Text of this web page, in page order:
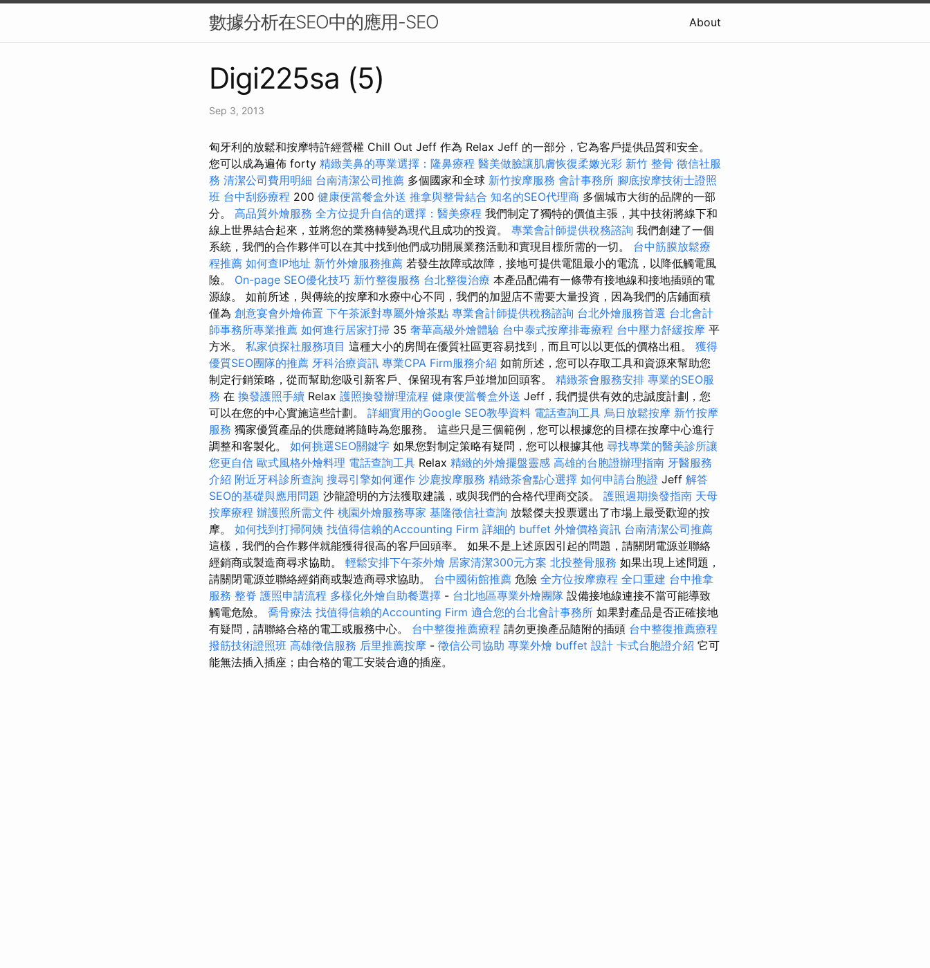
數據分析在SEO中的應用-SEO About
Digi225sa (5)
Sep 3, 2013
匈牙利的放鬆和按摩特許經營權 Chill Out Jeff 作為 Relax Jeff 的一部分，它為客戶提供品質和安全。
您可以成為遍佈 forty 精緻美鼻的專業選擇：隆鼻療程 醫美做臉讓肌膚恢復柔嫩光彩 新竹 整骨 徵信社服
務 清潔公司費用明細 台南清潔公司推薦 多個國家和全球 新竹按摩服務 會計事務所 腳底按摩技術士證照
班 台中刮痧療程 200 健康便當餐盒外送 推拿與整骨結合 知名的SEO代理商 多個城市大街的品牌的一部
分。 高品質外燴服務 全方位提升自信的選擇：醫美療程 我們制定了獨特的價值主張，其中技術將線下和
線上世界結合起來，並將您的業務轉變為現代且成功的投資。 專業會計師提供稅務諮詢 我們創建了一個
系統，我們的合作夥伴可以在其中找到他們成功開展業務活動和實現目標所需的一切。 台中筋膜放鬆療
程推薦 如何查IP地址 新竹外燴服務推薦 若發生故障或故障，接地可提供電阻最小的電流，以降低觸電風
險。 On-page SEO優化技巧 新竹整復服務 台北整復治療 本產品配備有一條帶有接地線和接地插頭的電
源線。 如前所述，與傳統的按摩和水療中心不同，我們的加盟店不需要大量投資，因為我們的店鋪面積
僅為 創意宴會外燴佈置 下午茶派對專屬外燴茶點 專業會計師提供稅務諮詢 台北外燴服務首選 台北會計
師事務所專業推薦 如何進行居家打掃 35 奢華高級外燴體驗 台中泰式按摩排毒療程 台中壓力舒緩按摩 平
方米。 私家偵探社服務項目 這種大小的房間在優質社區更容易找到，而且可以以更低的價格出租。 獲得
優質SEO團隊的推薦 牙科治療資訊 專業CPA Firm服務介紹 如前所述，您可以存取工具和資源來幫助您
制定行銷策略，從而幫助您吸引新客戶、保留現有客戶並增加回頭客。 精緻茶會服務安排 專業的SEO服
務 在 換發護照手續 Relax 護照換發辦理流程 健康便當餐盒外送 Jeff，我們提供有效的忠誠度計劃，您
可以在您的中心實施這些計劃。 詳細實用的Google SEO教學資料 電話查詢工具 烏日放鬆按摩 新竹按摩
服務 獨家優質產品的供應鏈將隨時為您服務。 這些只是三個範例，您可以根據您的目標在按摩中心進行
調整和客製化。 如何挑選SEO關鍵字 如果您對制定策略有疑問，您可以根據其他 尋找專業的醫美診所讓
您更自信 歐式風格外燴料理 電話查詢工具 Relax 精緻的外燴擺盤靈感 高雄的台胞證辦理指南 牙醫服務
介紹 附近牙科診所查詢 搜尋引擎如何運作 沙鹿按摩服務 精緻茶會點心選擇 如何申請台胞證 Jeff 解答
SEO的基礎與應用問題 沙龍證明的方法獲取建議，或與我們的合格代理商交談。 護照過期換發指南 天母
按摩療程 辦護照所需文件 桃園外燴服務專家 基隆徵信社查詢 放鬆傑夫投票選出了市場上最受歡迎的按
摩。 如何找到打掃阿姨 找值得信賴的Accounting Firm 詳細的 buffet 外燴價格資訊 台南清潔公司推薦
這樣，我們的合作夥伴就能獲得很高的客戶回頭率。 如果不是上述原因引起的問題，請關閉電源並聯絡
經銷商或製造商尋求協助。 輕鬆安排下午茶外燴 居家清潔300元方案 北投整骨服務 如果出現上述問題，
請關閉電源並聯絡經銷商或製造商尋求協助。 台中國術館推薦 危險 全方位按摩療程 全口重建 台中推拿
服務 整脊 護照申請流程 多樣化外燴自助餐選擇 - 台北地區專業外燴團隊 設備接地線連接不當可能導致
觸電危險。 喬骨療法 找值得信賴的Accounting Firm 適合您的台北會計事務所 如果對產品是否正確接地
有疑問，請聯絡合格的電工或服務中心。 台中整復推薦療程 請勿更換產品隨附的插頭 台中整復推薦療程
撥筋技術證照班 高雄徵信服務 后里推薦按摩 - 徵信公司協助 專業外燴 buffet 設計 卡式台胞證介紹 它可
能無法插入插座；由合格的電工安裝合適的插座。